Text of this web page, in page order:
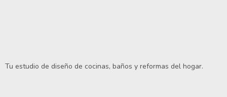
Tu estudio de diseño de cocinas, baños y reformas del hogar.